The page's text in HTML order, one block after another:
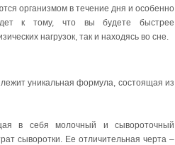
организмом в течение дня и особенно
к тому, что вы будете быстрее
нагрузок, так и находясь во сне.
уникальная формула, состоящая из
в себя молочный и сывороточный
сыворотки. Ее отличительная черта –